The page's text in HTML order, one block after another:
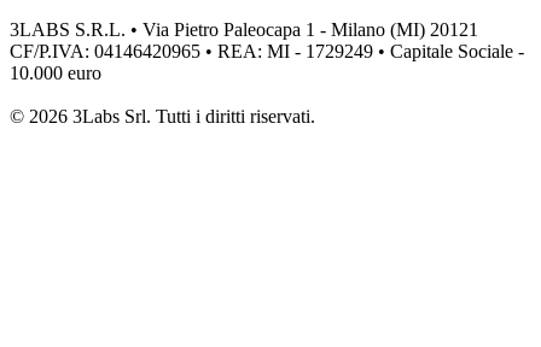
3LABS S.R.L. • Via Pietro Paleocapa 1 - Milano (MI) 20121
CF/P.IVA: 04146420965 • REA: MI - 1729249 • Capitale Sociale -
10.000 euro
© 2026 3Labs Srl. Tutti i diritti riservati.